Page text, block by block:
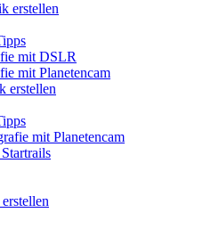
erstellen
mit DSLR
mit Planetencam
erstellen
mit Planetencam